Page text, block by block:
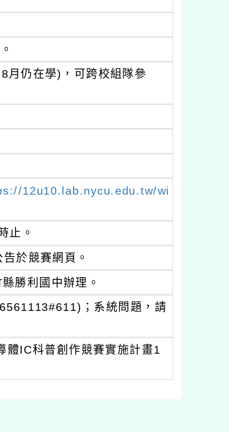
月仍在學)，可跨校組隊參
12u10.lab.nycu.edu.tw/wi
止。
於競賽網頁。
勝利國中辦理。
；系統問題，請
體IC科普創作競賽實施計畫1